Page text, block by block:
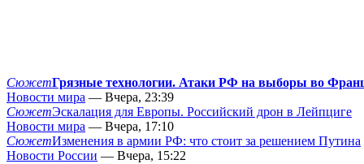
СюжетГрязные технологии. Атаки РФ на выборы во
Новости мира — Вчера, 23:39
СюжетЭскалация для Европы. Российский дрон в Лейпциге
Новости мира — Вчера, 17:10
СюжетИзменения в армии РФ: что стоит за решением Путина
Новости России — Вчера, 15:22